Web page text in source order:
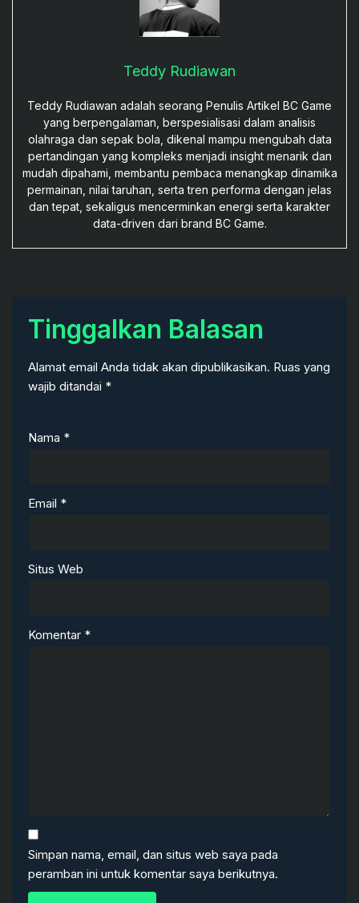
Teddy Rudiawan
Teddy Rudiawan adalah seorang Penulis Artikel BC Game
yang berpengalaman, berspesialisasi dalam analisis
olahraga dan sepak bola, dikenal mampu mengubah data
pertandingan yang kompleks menjadi insight menarik dan
mudah dipahami, membantu pembaca menangkap dinamika
permainan, nilai taruhan, serta tren performa dengan jelas
dan tepat, sekaligus mencerminkan energi serta karakter
data-driven dari brand BC Game.
Tinggalkan Balasan
Alamat email Anda tidak akan dipublikasikan. Ruas yang
wajib ditandai *
Nama *
Email *
Situs Web
Komentar *
Simpan nama, email, dan situs web saya pada
peramban ini untuk komentar saya berikutnya.